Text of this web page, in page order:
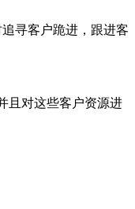
寻客户跪进，跟进客
且对这些客户资源进